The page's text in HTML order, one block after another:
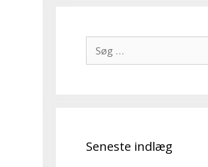
efter:
Seneste indlæg